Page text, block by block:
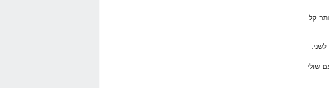
קל
שולי